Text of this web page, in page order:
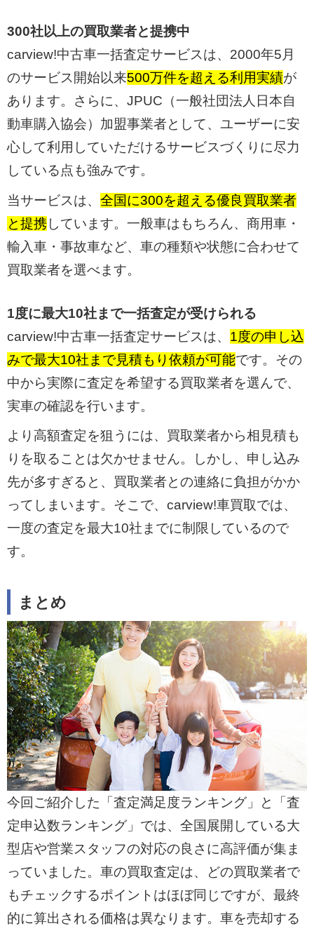
300社以上の買取業者と提携中
carview!中古車一括査定サービスは、2000年5月
のサービス開始以来500万件を超える利用実績が
あります。さらに、JPUC（一般社団法人日本自
動車購入協会）加盟事業者として、ユーザーに安
心して利用していただけるサービスづくりに尽力
している点も強みです。
当サービスは、 全国に300を超える優良買取業者
と提携しています。一般車はもちろん、商用車・
輸入車・事故車など、車の種類や状態に合わせて
買取業者を選べます。
1度に最大10社まで一括査定が受けられる
carview!中古車一括査定サービスは、 1度の申し込
みで最大10社まで見積もり依頼が可能です。その
中から実際に査定を希望する買取業者を選んで、
実車の確認を行います。
より高額査定を狙うには、買取業者から相見積も
りを取ることは欠かせません。しかし、申し込み
先が多すぎると、買取業者との連絡に負担がかか
ってしまいます。そこで、carview!車買取では、
一度の査定を最大10社までに制限しているので
す。
まとめ
今回ご紹介した「査定満足度ランキング」と「査
定申込数ランキング」では、全国展開している大
型店や営業スタッフの対応の良さに高評価が集ま
っていました。車の買取査定は、どの買取業者で
もチェックするポイントはほぼ同じですが、最終
的に算出される価格は異なります。車を売却する